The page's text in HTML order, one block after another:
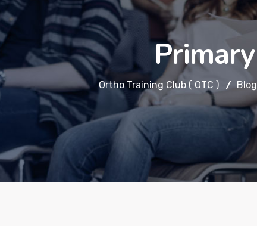
Primary
Ortho Training Club ( OTC ) Blog